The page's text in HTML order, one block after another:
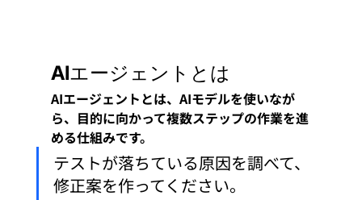
AIエージェントとは
AIエージェントとは、AIモデルを使いなが
ら、目的に向かって複数ステップの作業を進
める仕組みです。
テストが落ちている原因を調べて、
修正案を作ってください。